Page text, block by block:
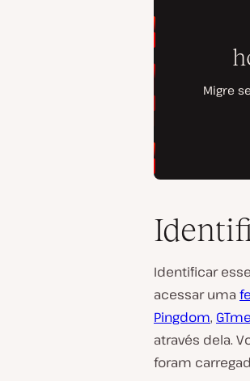
Identificar
acessar uma
Pingdom,
através dela.
foram